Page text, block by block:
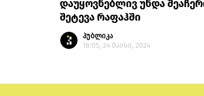
დაუყოვნებლივ უნდა
შეტევა რაფაჰში
პუბლიკა
18:05, 24 მაისი, 2024